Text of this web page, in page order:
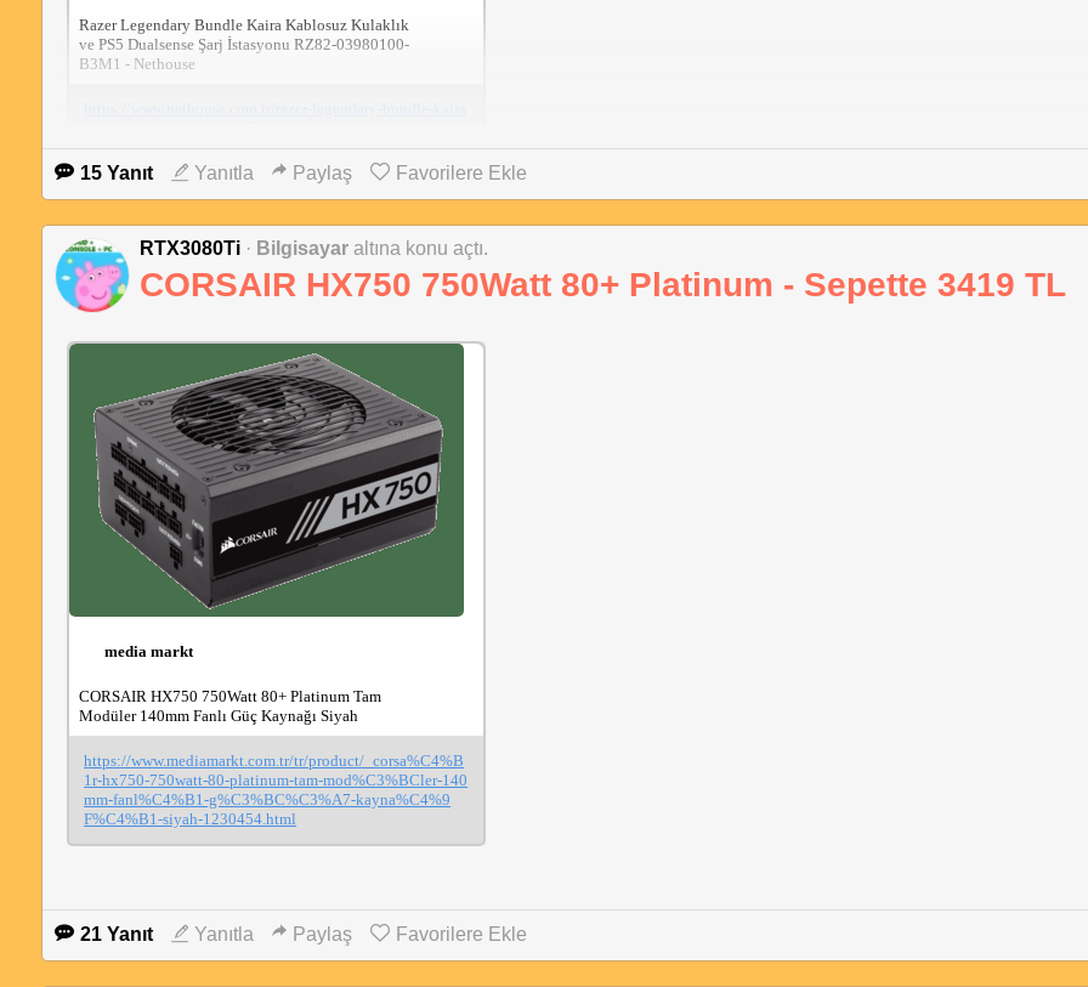
Razer Legendary Bundle Kaira Kablosuz Kulaklık
ve PS5 Dualsense Şarj İstasyonu RZ82-03980100-
B3M1 - Nethouse
03980100-b3m1?ref=akakce&v=1.59.6
Kulaklık multi platform, fiyat bedava kaçıran üzülür.
15 Yanıt Yanıtla Paylaş Favorilere Ekle
RTX3080Ti · Bilgisayar altına konu açtı.
CORSAIR HX750 750Watt 80+ Platinum - Sepette 3419 TL
media markt
CORSAIR HX750 750Watt 80+ Platinum Tam
Modüler 140mm Fanlı Güç Kaynağı Siyah
https://www.mediamarkt.com.tr/tr/product/_corsa%C4%B
1r-hx750-750watt-80-platinum-tam-mod%C3%BCler-140
mm-fanl%C4%B1-g%C3%BC%C3%A7-kayna%C4%9
F%C4%B1-siyah-1230454.html
21 Yanıt Yanıtla Paylaş Favorilere Ekle